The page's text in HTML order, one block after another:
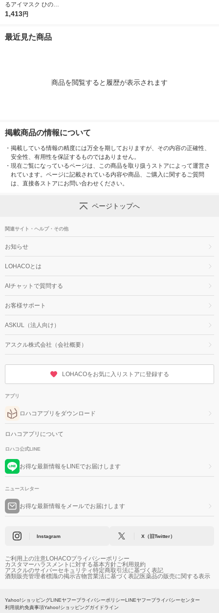
るアイマスク ひのき
の香り 1箱（12枚入）
1,413円
最近見た商品
商品を閲覧すると履歴が表示されます
掲載商品の情報について
・ 掲載している情報の精度には万全を期しておりますが、その内容の正確性、
安全性、有用性を保証するものではありません。
・ 現在ご覧になっているページは、この商品を取り扱うストアによって運営さ
れています。ページに記載されている内容や商品、ご購入に関するご質問
は、直接各ストアにお問い合わせください。
ページトップへ
関連サイト・ヘルプ・その他
お知らせ
LOHACOとは
AIチャットで質問する
お客様サポート
ASKUL（法人向け）
アスクル株式会社（会社概要）
LOHACOをお気に入りストアに登録する
アプリ
ロハコアプリをダウンロード
ロハコアプリについて
ロハコ公式LINE
お得な最新情報をLINEでお届けします
ニュースレター
お得な最新情報をメールでお届けします
Instagram X（旧Twitter）
ご利用上の注意LOHACOプライバシーポリシー
カスタマーハラスメントに対する基本方針ご利用規約
アスクルのサイバーセキュリティ特定商取引法に基づく表記
酒類販売管理者標識の掲示古物営業法に基づく表記医薬品の販売に関する表示
Yahoo!ショッピングLINEヤフープライバシーポリシーLINEヤフープライバシーセンター
利用規約免責事項Yahoo!ショッピングガイドライン